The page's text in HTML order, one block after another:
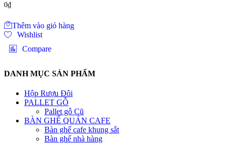
0₫
Thêm vào giỏ hàng
Wishlist
Compare
DANH MỤC SẢN PHẨM
Hộp Rượu Đôi
PALLET GỖ
Pallet gỗ Cũ
BÀN GHẾ QUÁN CAFE
Bàn ghế cafe khung sắt
Bàn ghế nhà hàng